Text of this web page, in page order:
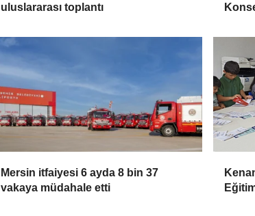
uluslararası toplantı
Mersin itfaiyesi 6 ayda 8 bin 37
vakaya müdahale etti